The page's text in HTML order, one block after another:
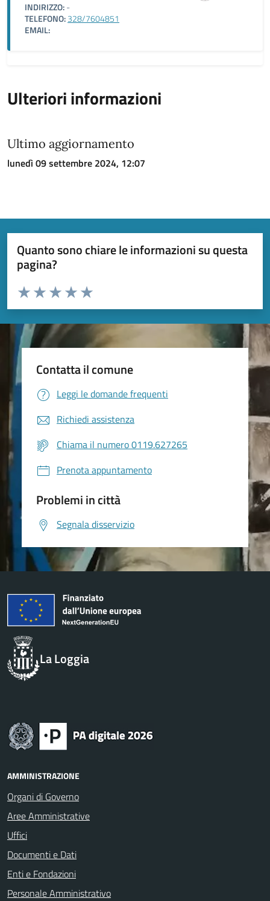
INDIRIZZO:-
TELEFONO:328/7604851
EMAIL:
Ulteriori informazioni
Ultimo aggiornamento
lunedì 09 settembre 2024, 12:07
Quanto sono chiare le informazioni su questa
pagina?
Valuta da 1 a 5 stelle la pagina
Valuta 5 stelle su 5
Valuta 4 stelle su 5
Valuta 3 stelle su 5
Valuta 2 stelle su 5
Valuta 1 stelle su 5
Contatta il comune
Leggi le domande frequenti
Richiedi assistenza
Chiama il numero 0119.627265
Prenota appuntamento
Problemi in città
Segnala disservizio
La Loggia
AMMINISTRAZIONE
Organi di Governo
Aree Amministrative
Uffici
Documenti e Dati
Enti e Fondazioni
Personale Amministrativo